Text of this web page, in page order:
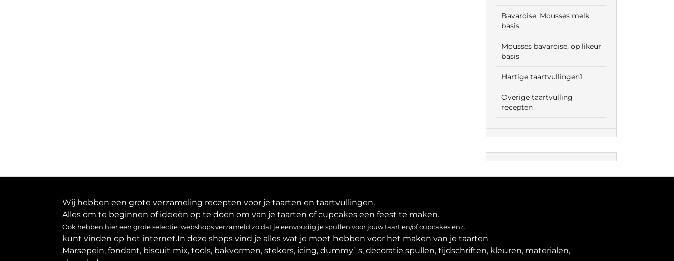
Bavaroise, Mousses melk
basis
Mousses bavaroise, op likeur
basis
Hartige taartvullingen1
Overige taartvulling
recepten
Wij hebben een grote verzameling recepten voor je taarten en taartvullingen,
Alles om te beginnen of ideeën op te doen om van je taarten of cupcakes een feest te maken.
Ook hebben hier een grote selectie webshops verzameld zo dat je eenvoudig je spullen voor jouw taart en/of cupcakes enz.
kunt vinden op het internet.In deze shops vind je alles wat je moet hebben voor het maken van je taarten
Marsepein, fondant, biscuit mix, tools, bakvormen, stekers, icing, dummy`s, decoratie spullen, tijdschriften, kleuren, materialen,